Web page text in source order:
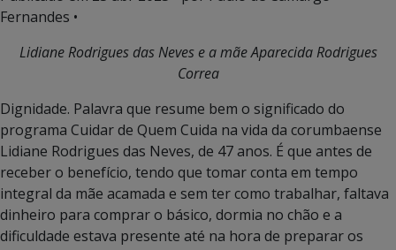
Fernandes •
Lidiane Rodrigues das Neves e a mãe Aparecida Rodrigues
Correa
Dignidade. Palavra que resume bem o significado do
programa Cuidar de Quem Cuida na vida da corumbaense
Lidiane Rodrigues das Neves, de 47 anos. É que antes de
receber o benefício, tendo que tomar conta em tempo
integral da mãe acamada e sem ter como trabalhar, faltava
dinheiro para comprar o básico, dormia no chão e a
dificuldade estava presente até na hora de preparar os